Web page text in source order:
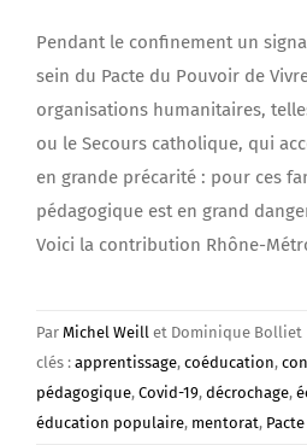
Pendant le confinement un
sein du Pacte du Pouvoir de
organisations humanitaires,
ou le Secours catholique, qui
en grande précarité : pour ces
pédagogique est en grand
Voici la contribution Rhône-
Par Michel Weill et Dominique Bolliet
clés : apprentissage, coéducation,
pédagogique, Covid-19, décrochage,
éducation populaire, mentorat,